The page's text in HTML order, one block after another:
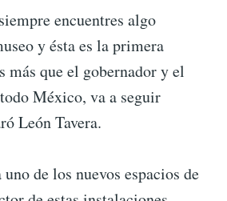
encuentres algo
y ésta es la primera
más que el gobernador y el
México, va a seguir
León Tavera.
de los nuevos espacios de